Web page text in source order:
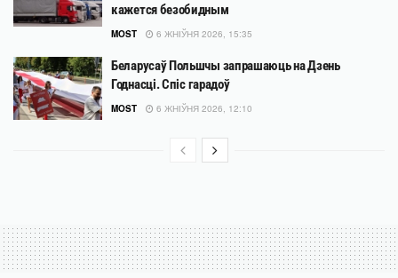
кажется безобидным
MOST 6 ЖНІЎНЯ 2026, 15:35
Беларусаў Польшчы запрашаюць на Дзень
Годнасці. Спіс гарадоў
MOST 6 ЖНІЎНЯ 2026, 12:10